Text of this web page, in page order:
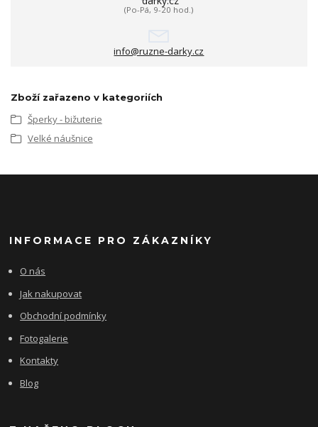
(Po-Pá, 9-20 hod.)
info@ruzne-darky.cz
Zboží zařazeno v kategoriích
Šperky - bižuterie
Velké náušnice
INFORMACE PRO ZÁKAZNÍKY
O nás
Jak nakupovat
Obchodní podmínky
Fotogalerie
Kontakty
Blog